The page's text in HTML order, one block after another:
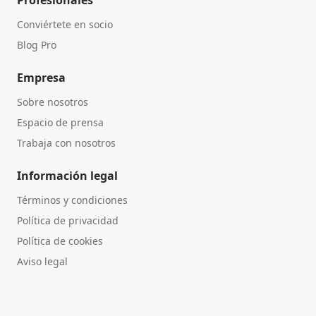
Conviértete en socio
Blog Pro
Empresa
Sobre nosotros
Espacio de prensa
Trabaja con nosotros
Información legal
Términos y condiciones
Política de privacidad
Política de cookies
Aviso legal